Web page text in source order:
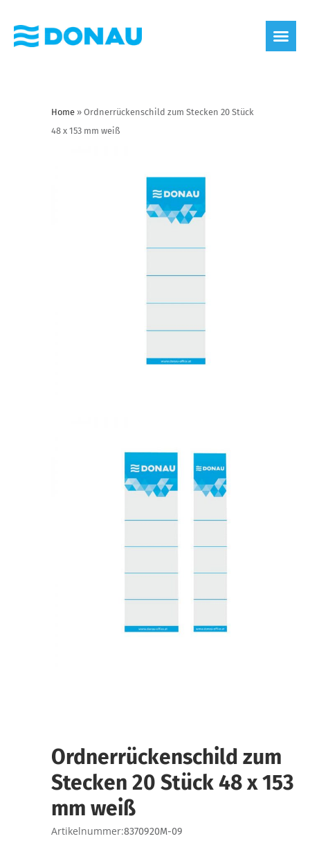
Home » Ordnerrückenschild zum Stecken 20 Stück
48 x 153 mm weiß
Ordnerrückenschild zum
Stecken 20 Stück 48 x 153
mm weiß
Artikelnummer:8370920M-09